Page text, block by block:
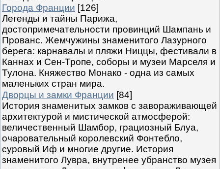
Города Франции [126]
Легенды и тайны Парижа,
достопримечательности провинций Шампань и
Прованс. Жемчужины знаменитого Лазурного
берега: карнавалы и пляжи Ниццы, фестивали в
Каннах и Сен-Тропе, соборы и музеи Марселя и
Тулона. Княжество Монако - одна из самых
маленьких стран мира.
Дворцы и замки Франции [84]
История знаменитых замков с завораживающей
архитектурой и мистической атмосферой:
величественный Шамбор, грациозный Блуа,
очаровательный королевский Фонтебло,
суровый Иф и многие другие. История
знаменитого Лувра, внутренее убранство музея